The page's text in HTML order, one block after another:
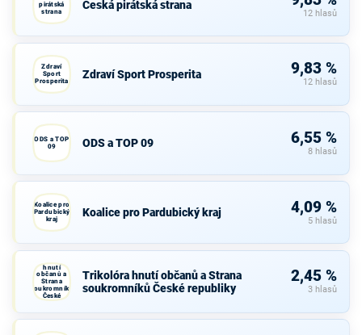
pirátská
strana
Česká pirátská strana
12 hlasů
Zdraví
Sport
Prosperita
Zdraví Sport Prosperita 9,83 %
12 hlasů
ODS a TOP
09
ODS a TOP 09 6,55 %
8 hlasů
Koalice pro
Pardubický
kraj
Koalice pro Pardubický kraj 4,09 %
5 hlasů
hnutí
občanů a
Strana
soukromníků
České
republiky
Trikolóra hnutí občanů a Strana
soukromníků České republiky
2,45 %
3 hlasů